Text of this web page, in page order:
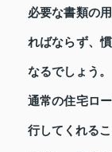
必要な書類の
ればならず、
なるでしょう。
通常の住宅ロ
行してくれるこ